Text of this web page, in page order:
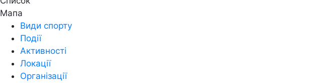
Мапа
Види спорту
Події
Активності
Локації
Організації